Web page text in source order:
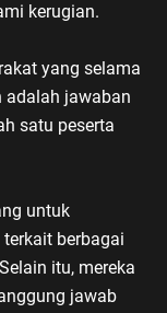
kerugian.
yang selama
adalah jawaban
satu peserta
untuk
berbagai
itu, mereka
jawab